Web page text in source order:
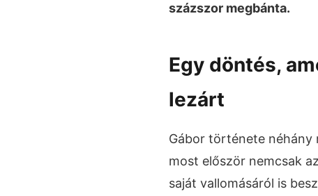
százszor megbánta.
Egy döntés,
lezárt
Gábor története
most először nemcsak
saját vallomásáról is